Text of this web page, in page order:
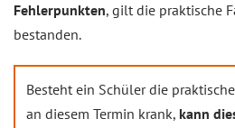
Fehlerpunkten, gilt die praktische
bestanden.
Besteht ein Schüler die
an diesem Termin krank, kann